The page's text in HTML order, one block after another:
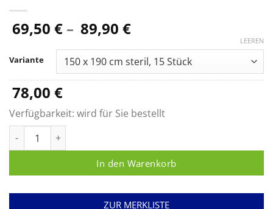
69,50 € – 89,90 €Preisspanne:
bis
89,90 €
Variante
LEEREN
78,00 €
Verfügbarkeit: wird für Sie bestellt
In den Warenkorb
ZUR MERKLISTE